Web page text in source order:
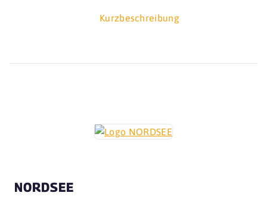
Kurzbeschreibung
NORDSEE